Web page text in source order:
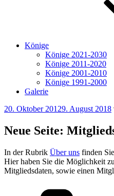
Könige
Könige 2021-2030
Könige 2011-2020
Könige 2001-2010
Könige 1991-2000
Galerie
Veröffentlicht
20. Oktober 20129. August 2018
Neue Seite:
In der Rubrik Über uns finden
Hier haben Sie die Möglichkeit
Mitgliedsdaten, sowie einen